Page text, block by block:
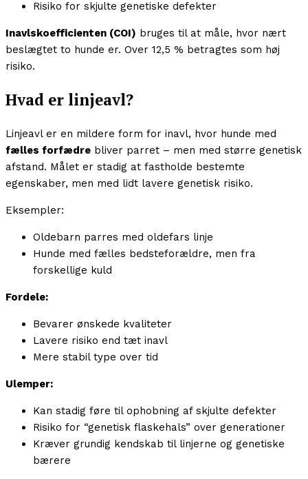
Risiko for skjulte genetiske defekter
Inavlskoefficienten (COI) bruges til at måle, hvor nært
beslægtet to hunde er. Over 12,5 % betragtes som høj
risiko.
Hvad er linjeavl?
Linjeavl er en mildere form for inavl, hvor hunde med
fælles forfædre bliver parret – men med større genetisk
afstand. Målet er stadig at fastholde bestemte
egenskaber, men med lidt lavere genetisk risiko.
Eksempler:
Oldebarn parres med oldefars linje
Hunde med fælles bedsteforældre, men fra
forskellige kuld
Fordele:
Bevarer ønskede kvaliteter
Lavere risiko end tæt inavl
Mere stabil type over tid
Ulemper:
Kan stadig føre til ophobning af skjulte defekter
Risiko for “genetisk flaskehals” over generationer
Kræver grundig kendskab til linjerne og genetiske
bærere